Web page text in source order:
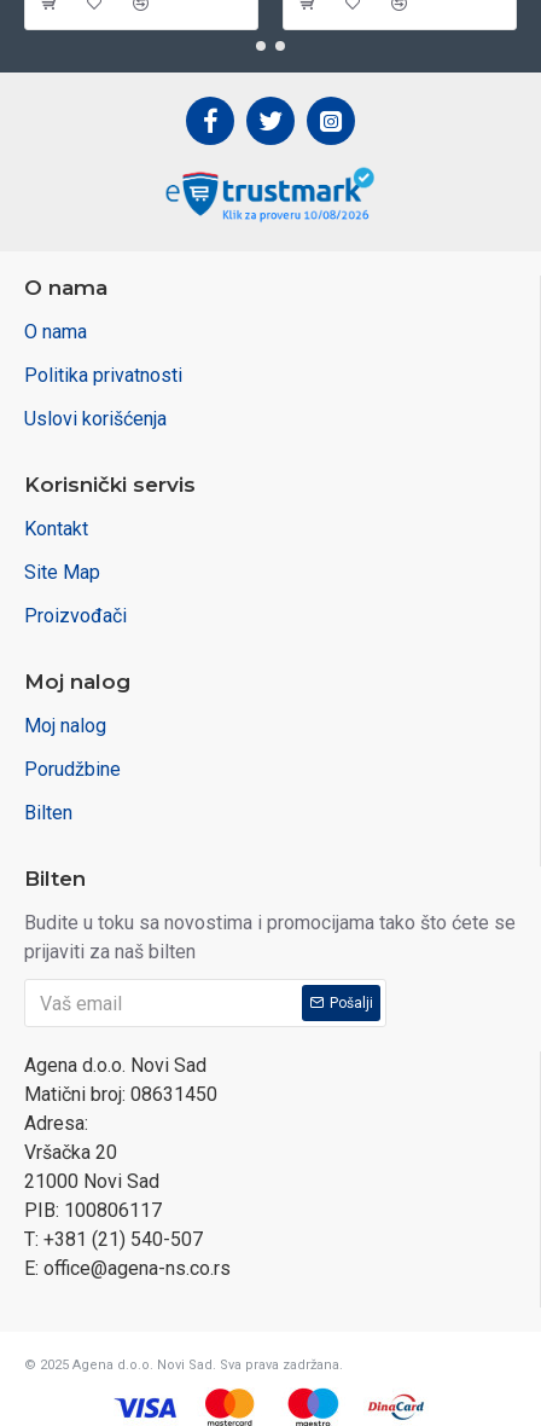
O nama
O nama
Politika privatnosti
Uslovi korišćenja
Korisnički servis
Kontakt
Site Map
Proizvođači
Moj nalog
Moj nalog
Porudžbine
Bilten
Bilten
Budite u toku sa novostima i promocijama tako što ćete se
prijaviti za naš bilten
Pošalji
Agena d.o.o. Novi Sad
Matični broj: 08631450
Adresa:
Vršačka 20
21000 Novi Sad
PIB: 100806117
T: +381 (21) 540-507
E: office@agena-ns.co.rs
© 2025 Agena d.o.o. Novi Sad. Sva prava zadržana.